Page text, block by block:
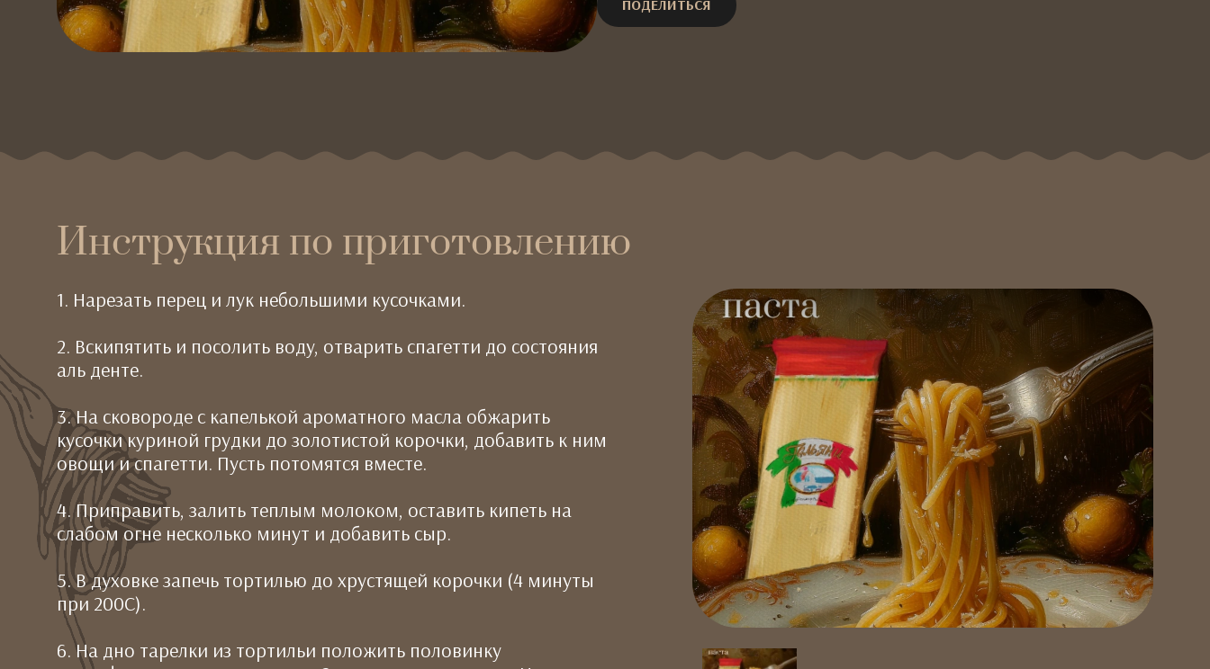
ПОДЕЛИТЬСЯ
Инструкция по приготовлению
1. Нарезать перец и лук небольшими кусочками.
2. Вскипятить и посолить воду, отварить спагетти до состояния
аль денте.
3. На сковороде с капелькой ароматного масла обжарить
кусочки куриной грудки до золотистой корочки, добавить к ним
овощи и спагетти. Пусть потомятся вместе.
4. Приправить, залить теплым молоком, оставить кипеть на
слабом огне несколько минут и добавить сыр.
5. В духовке запечь тортилью до хрустящей корочки (4 минуты
при 200C).
6. На дно тарелки из тортильи положить половинку